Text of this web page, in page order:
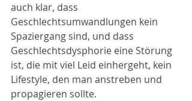
auch klar, dass
Geschlechtsumwandlungen kein
Spaziergang sind, und dass
Geschlechtsdysphorie eine Störung
ist, die mit viel Leid einhergeht, kein
Lifestyle, den man anstreben und
propagieren sollte.